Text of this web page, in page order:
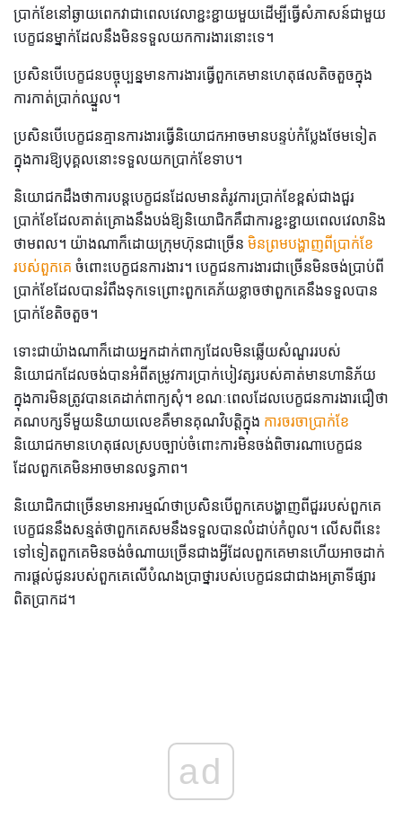
ប្រាក់ខែនៅឆ្ងាយពេកវាជាពេលវេលាខ្ជះខ្ជាយមួយដើម្បីធ្វើសំភាសន៍ជាមួយ
បេក្ខជនម្នាក់ដែលនឹងមិនទទួលយកការងារនោះទេ។
ប្រសិនបើបេក្ខជនបច្ចុប្បន្នមានការងារធ្វើពួកគេមានហេតុផលតិចតួចក្នុង
ការកាត់ប្រាក់ឈ្នួល។
ប្រសិនបើបេក្ខជនគ្មានការងារធ្វើនិយោជកអាចមានបន្ទប់កំប្លែងថែមទៀត
ក្នុងការឱ្យបុគ្គលនោះទទួលយកប្រាក់ខែទាប។
និយោជកដឹងថាការបន្តបេក្ខជនដែលមានតំរូវការប្រាក់ខែខ្ពស់ជាងជួរ
ប្រាក់ខែដែលគាត់គ្រោងនឹងបង់ឱ្យនិយោជិកគឺជាការខ្ជះខ្ជាយពេលវេលានិង
ថាមពល។ យ៉ាងណាក៏ដោយក្រុមហ៊ុនជាច្រើន មិនព្រមបង្ហាញពីប្រាក់ខែ
របស់ពួកគេ ចំពោះបេក្ខជនការងារ។ បេក្ខជនការងារជាច្រើនមិនចង់ប្រាប់ពី
ប្រាក់ខែដែលបានរំពឹងទុកទេព្រោះពួកគេភ័យខ្លាចថាពួកគេនឹងទទួលបាន
ប្រាក់ខែតិចតួច។
ទោះជាយ៉ាងណាក៏ដោយអ្នកដាក់ពាក្យដែលមិនឆ្លើយសំណួររបស់
និយោជកដែលចង់បានអំពីតម្រូវការប្រាក់បៀវត្សរបស់គាត់មានហានិភ័យ
ក្នុងការមិនត្រូវបានគេដាក់ពាក្យសុំ។ ខណៈពេលដែលបេក្ខជនការងារជឿថា
គណបក្សទីមួយនិយាយលេខគឺមានគុណវិបត្តិក្នុង ការចរចាប្រាក់ខែ
និយោជកមានហេតុផលស្របច្បាប់ចំពោះការមិនចង់ពិចារណាបេក្ខជន
ដែលពួកគេមិនអាចមានលទ្ធភាព។
និយោជិកជាច្រើនមានអារម្មណ៍ថាប្រសិនបើពួកគេបង្ហាញពីជួររបស់ពួកគេ
បេក្ខជននឹងសន្មត់ថាពួកគេសមនឹងទទួលបានលំដាប់កំពូល។ លើសពីនេះ
ទៅទៀតពួកគេមិនចង់ចំណាយច្រើនជាងអ្វីដែលពួកគេមានហើយអាចដាក់
ការផ្តល់ជូនរបស់ពួកគេលើបំណងប្រាថ្នារបស់បេក្ខជនជាជាងអត្រាទីផ្សារ
ពិតប្រាកដ។
ad